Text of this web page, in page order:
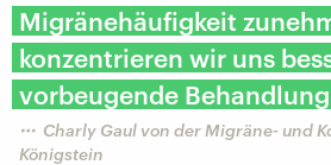
Migränehäufigkeit
konzentrieren wir uns
vorbeugende
Charly Gaul von der Migräne- und
Königstein